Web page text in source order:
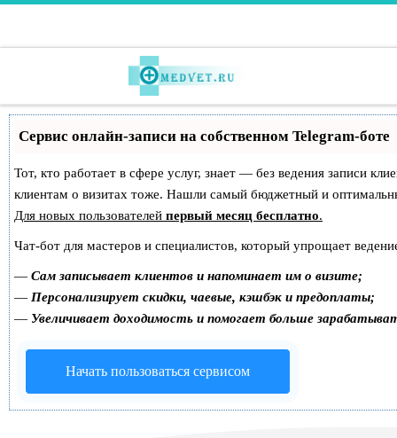
Сервис онлайн-записи на собственном Telegram-боте
Тот, кто работает в сфере услуг, знает — без ведения записи
клиентам о визитах тоже. Нашли самый бюджетный и
Для новых пользователей первый месяц бесплатно.
Чат-бот для мастеров и специалистов, который упрощает
— Сам записывает клиентов и напоминает им о визите;
— Персонализирует скидки, чаевые, кэшбэк и предоплаты;
— Увеличивает доходимость и помогает больше
Начать пользоваться сервисом